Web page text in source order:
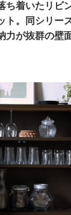
ち着いたリビ
ト。同シリー
力が抜群の壁